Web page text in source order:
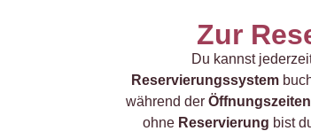
Zur
Du kannst
Reservierungssystem
während der Öffnungszeiten
ohne Reservierung bist